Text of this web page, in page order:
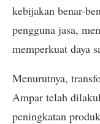
kebijakan benar-
pengguna jasa,
memperkuat daya
Menurutnya,
Ampar telah
peningkatan